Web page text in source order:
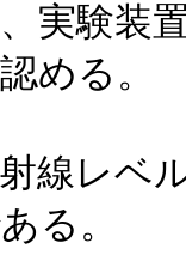
実験装
める。
線レベ
る。